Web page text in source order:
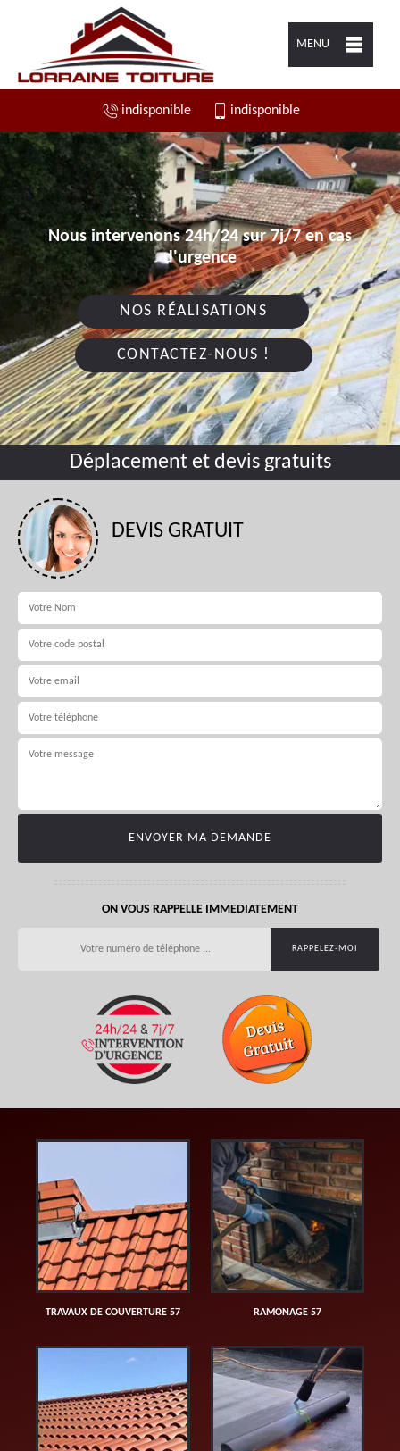
MENU
indisponible indisponible
Nous intervenons 24h/24 sur 7j/7 en cas
d'urgence
NOS RÉALISATIONS
CONTACTEZ-NOUS !
Déplacement et devis gratuits
DEVIS GRATUIT
ON VOUS RAPPELLE IMMEDIATEMENT
TRAVAUX DE COUVERTURE 57 RAMONAGE 57